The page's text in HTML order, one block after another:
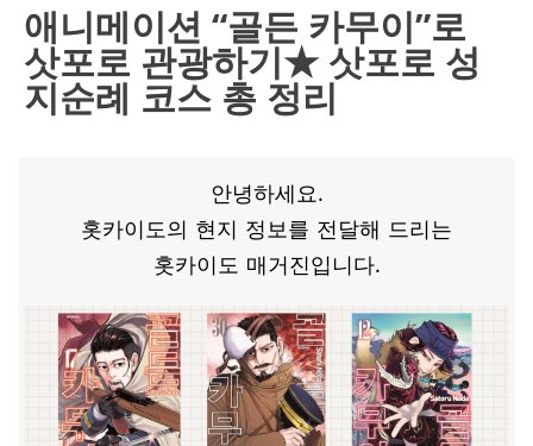
애니메이션 “골든 카무이”로
삿포로 관광하기★ 삿포로 성
지순례 코스 총 정리
안녕하세요.
홋카이도의 현지 정보를 전달해 드리는
홋카이도 매거진입니다.